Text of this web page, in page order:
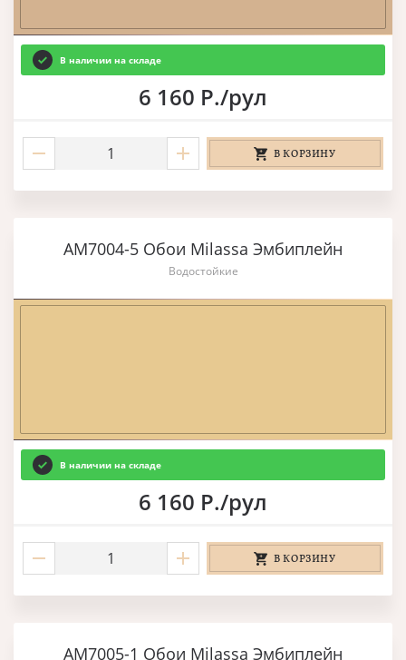
В наличии на складе
6 160 Р./рул
В КОРЗИНУ
AM7004-5 Обои Milassa Эмбиплейн
Водостойкие
В наличии на складе
6 160 Р./рул
В КОРЗИНУ
AM7005-1 Обои Milassa Эмбиплейн